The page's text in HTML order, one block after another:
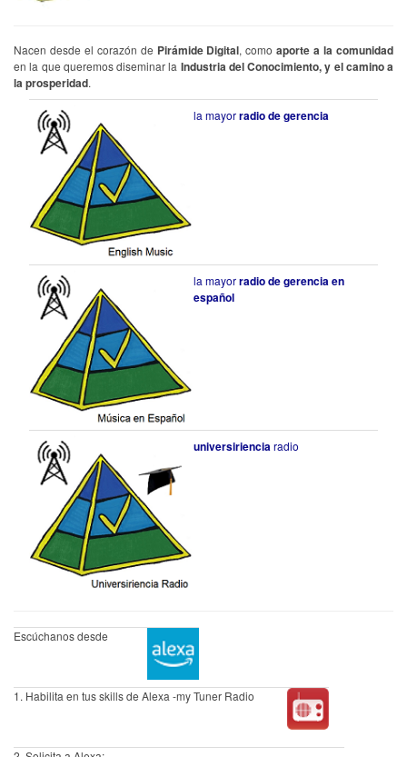
Nacen desde el corazón de Pirámide Digital, comoaporte a la comunidad
en la que queremos diseminar la Industria del Conocimiento, y el camino a
la prosperidad.
la mayorradio de gerencia
la mayorradio de gerencia en
español
universirienciaradio
Escúchanos desde
1. Habilita en tus skills de Alexa -my Tuner Radio